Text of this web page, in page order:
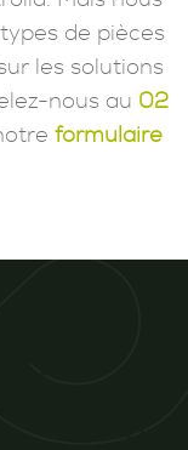
de pièces
les solutions
nous au 02
formulaire